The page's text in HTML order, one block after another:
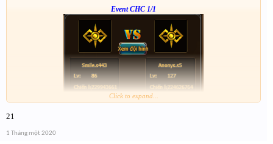
Event CHC 1/1
Click to expand...
21
1 Tháng một 2020